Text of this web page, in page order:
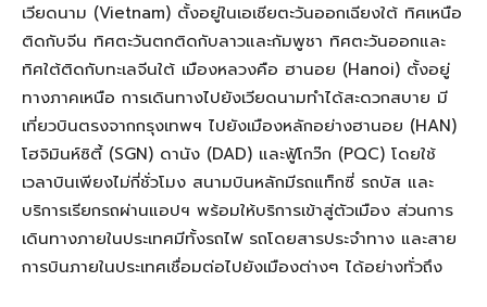
เวียดนาม (Vietnam) ตั้งอยู่ในเอเชียตะวันออกเฉียงใต้ ทิศเหนือ
ติดกับจีน ทิศตะวันตกติดกับลาวและกัมพูชา ทิศตะวันออกและ
ทิศใต้ติดกับทะเลจีนใต้ เมืองหลวงคือ ฮานอย (Hanoi) ตั้งอยู่
ทางภาคเหนือ การเดินทางไปยังเวียดนามทำได้สะดวกสบาย มี
เที่ยวบินตรงจากกรุงเทพฯ ไปยังเมืองหลักอย่างฮานอย (HAN)
โฮจิมินห์ซิตี้ (SGN) ดานัง (DAD) และฟู้โกว๊ก (PQC) โดยใช้
เวลาบินเพียงไม่กี่ชั่วโมง สนามบินหลักมีรถแท็กซี่ รถบัส และ
บริการเรียกรถผ่านแอปฯ พร้อมให้บริการเข้าสู่ตัวเมือง ส่วนการ
เดินทางภายในประเทศมีทั้งรถไฟ รถโดยสารประจำทาง และสาย
การบินภายในประเทศเชื่อมต่อไปยังเมืองต่างๆ ได้อย่างทั่วถึง